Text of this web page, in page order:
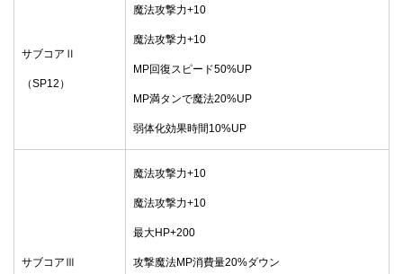
サブコアⅡ
（SP12）
魔法攻撃力+10
魔法攻撃力+10
MP回復スピード50%UP
MP満タンで魔法20%UP
弱体化効果時間10%UP
サブコアⅢ
魔法攻撃力+10
魔法攻撃力+10
最大HP+200
攻撃魔法MP消費量20%ダウン